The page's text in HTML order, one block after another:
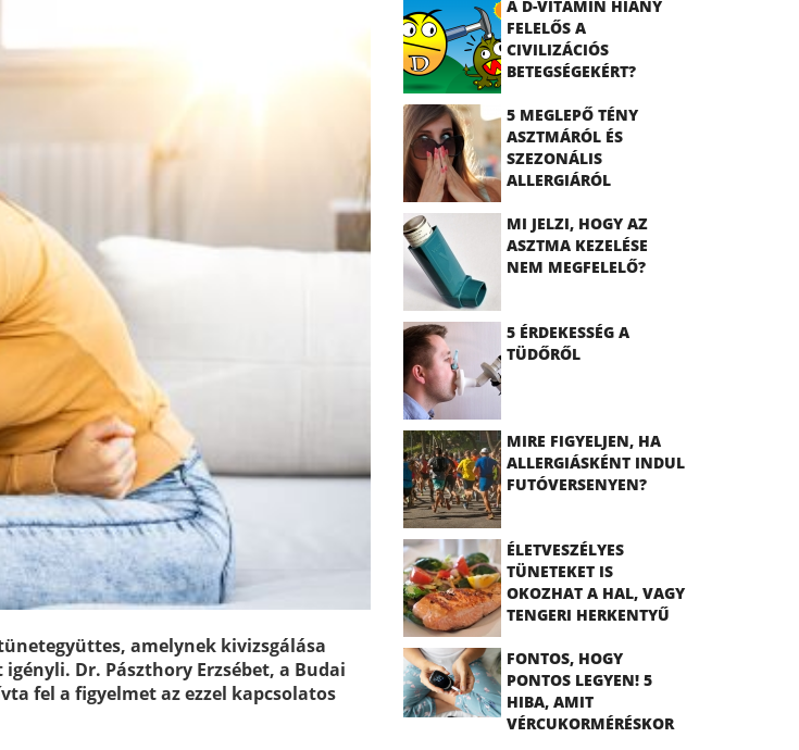
amelynek kivizsgálása
Dr. Pászthory Erzsébet, a Budai
fel a figyelmet az ezzel kapcsolatos
A D-VITAMIN HIÁNY
FELELŐS A
CIVILIZÁCIÓS
BETEGSÉGEKÉRT?
5 MEGLEPŐ TÉNY
ASZTMÁRÓL ÉS
SZEZONÁLIS
ALLERGIÁRÓL
MI JELZI, HOGY AZ
ASZTMA KEZELÉSE
NEM MEGFELELŐ?
5 ÉRDEKESSÉG A
TÜDŐRŐL
MIRE FIGYELJEN, HA
ALLERGIÁSKÉNT INDUL
FUTÓVERSENYEN?
ÉLETVESZÉLYES
TÜNETEKET IS
OKOZHAT A HAL, VAGY
TENGERI HERKENTYŰ
FONTOS, HOGY
PONTOS LEGYEN! 5
HIBA, AMIT
VÉRCUKORMÉRÉSKOR